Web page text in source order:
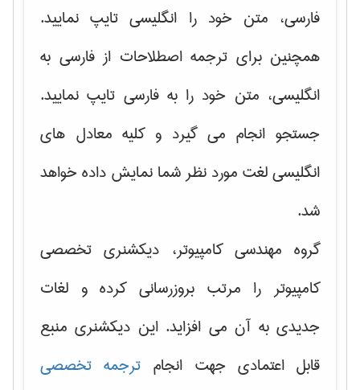
فارسی، متن خود را انگلیسی تایپ نمایید.
همچنین برای ترجمه اصطلاحات از فارسی به
انگلیسی، متن خود را به فارسی تایپ نمایید.
جستجو انجام می گیرد و کلیه معادل های
انگلیسی لغت مورد نظر شما نمایش داده خواهد
شد.
گروه مهندسی کامپیوتر، دیکشنری تخصصی
کامپیوتر را مرتب بروزرسانی کرده و لغات
جدیدی به آن می افزاید. این دیکشنری منبع
قابل اعتمادی جهت انجام ترجمه تخصصی